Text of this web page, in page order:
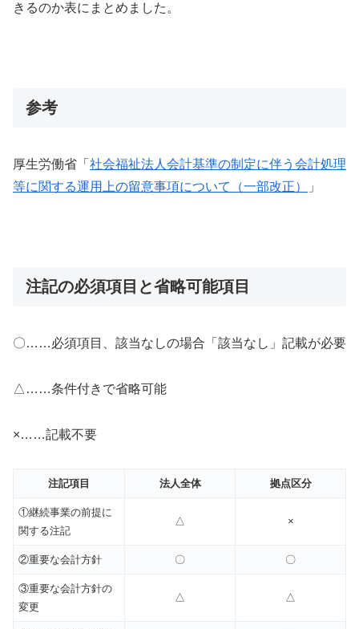
きるのか表にまとめました。
参考
厚生労働省「 社会福祉法人会計基準の制定に伴う会計処理
等に関する運用上の留意事項について（一部改正）
」
注記の必須項目と省略可能項目
〇……必須項目、該当なしの場合「該当なし」記載が必要
△……条件付きで省略可能
×……記載不要
注記項目 法人全体 拠点区分
①継続事業の前提に
関する注記
△ ×
②重要な会計方針 〇 〇
③重要な会計方針の
変更
△ △